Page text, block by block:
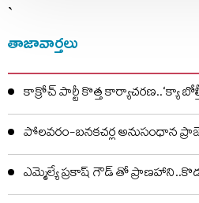
`
తాజావార్తలు
కాక్రోచ్ పార్టీ కొత్త కార్యాచరణ..‘క్యా
పోలవరం-బనకచర్ల అనుసంధాన
ఎమ్మెల్యే ప్రకాష్ గౌడ్ తో